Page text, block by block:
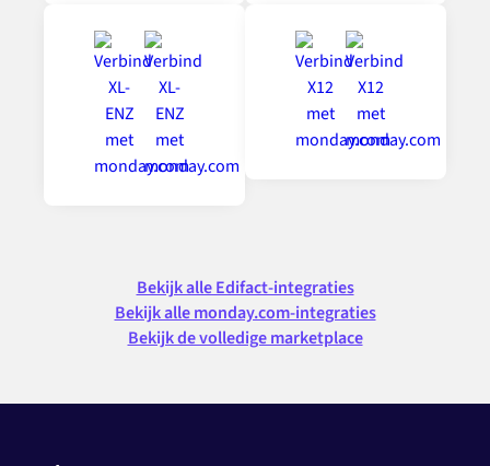
Bekijk alle Edifact-integraties
Bekijk alle monday.com-integraties
Bekijk de volledige marketplace